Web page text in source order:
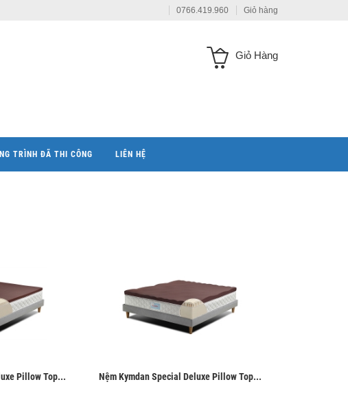
0766.419.960 Giỏ hàng
Giỏ Hàng
TRÌNH ĐÃ THI CÔNG LIÊN HỆ
Pillow Top... Nệm Kymdan Special Deluxe Pillow Top...